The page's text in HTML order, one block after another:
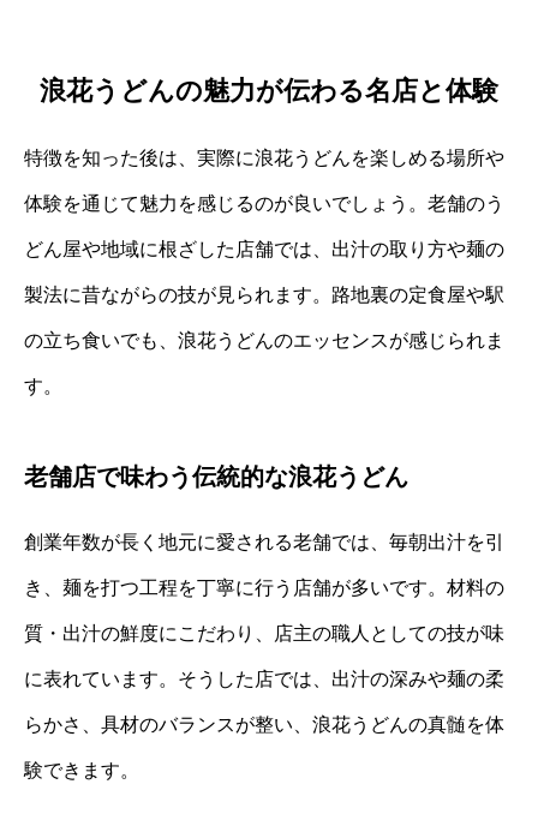
浪花うどんの魅力が伝わる名店と体験
特徴を知った後は、実際に浪花うどんを楽しめる場所や
体験を通じて魅力を感じるのが良いでしょう。老舗のう
どん屋や地域に根ざした店舗では、出汁の取り方や麺の
製法に昔ながらの技が見られます。路地裏の定食屋や駅
の立ち食いでも、浪花うどんのエッセンスが感じられま
す。
老舗店で味わう伝統的な浪花うどん
創業年数が長く地元に愛される老舗では、毎朝出汁を引
き、麺を打つ工程を丁寧に行う店舗が多いです。材料の
質・出汁の鮮度にこだわり、店主の職人としての技が味
に表れています。そうした店では、出汁の深みや麺の柔
らかさ、具材のバランスが整い、浪花うどんの真髄を体
験できます。